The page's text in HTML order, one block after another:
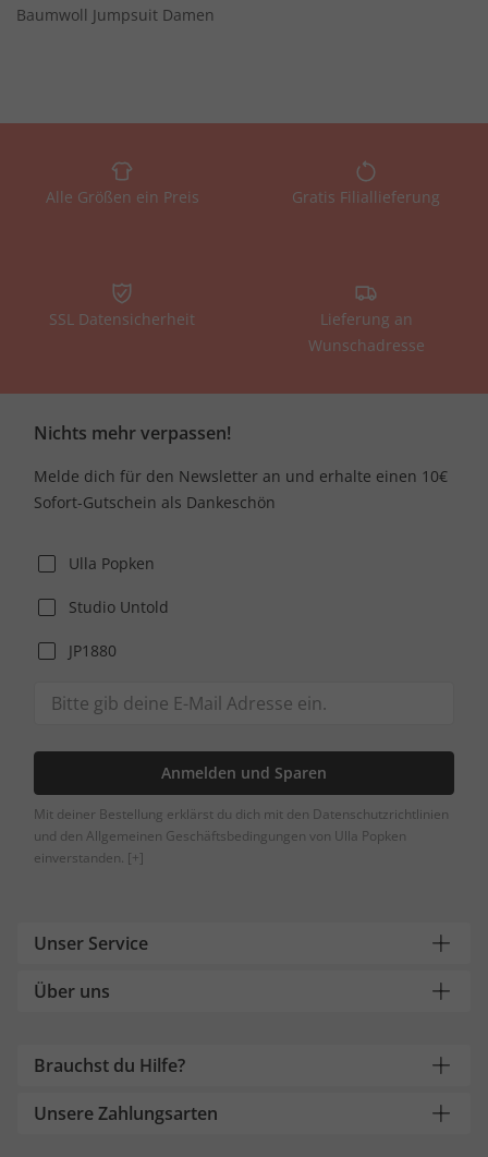
Baumwoll Jumpsuit Damen
Alle Größen ein Preis Gratis Filiallieferung
SSL Datensicherheit
Lieferung an
Wunschadresse
Nichts mehr verpassen!
Melde dich für den Newsletter an und erhalte einen 10€
Sofort-Gutschein als Dankeschön
Ulla Popken
Studio Untold
JP1880
Anmelden und Sparen
Mit deiner Bestellung erklärst du dich mit den Datenschutzrichtlinien
und den Allgemeinen Geschäftsbedingungen von Ulla Popken
einverstanden. [+]
Unser Service
Über uns
Brauchst du Hilfe?
Unsere Zahlungsarten